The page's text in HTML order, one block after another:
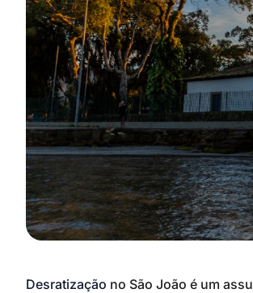
Desratização no São João é um